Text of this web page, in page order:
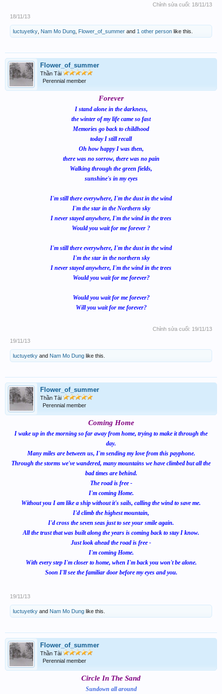
Chỉnh sửa cuối: 18/11/13
18/11/13
luctuyetky Nam Mo Dung Flower_of_summer and 1 other person like this.
Flower_of_summer
Thần Tài
Perennial member
Forever
I stand alone in the darkness,
the winter of my life came so fast
Memories go back to childhood
today I still recall
Oh how happy I was then,
there was no sorrow, there was no pain
Walking through the green fields,
sunshine's in my eyes
I'm still there everywhere, I'm the dust in the wind
I'm the star in the Northern sky
I never stayed anywhere, I'm the wind in the trees
Would you wait for me forever ?
I'm still there everywhere, I'm the dust in the wind
I'm the star in the northern sky
I never stayed anywhere, I'm the wind in the trees
Would you wait for me forever?
Would you wait for me forever?
Will you wait for me forever?
Chỉnh sửa cuối: 19/11/13
19/11/13
luctuyetky and Nam Mo Dung like this.
Flower_of_summer
Thần Tài
Perennial member
Coming Home
I wake up in the morning so far away from home, trying to make it through the
day.
Many miles are between us, I'm sending my love from this payphone.
Through the storms we've wandered, many mountains we have climbed but all the
bad times are behind.
The road is free -
I'm coming Home.
Without you I am like a ship without it's sails, calling the wind to save me.
I'd climb the highest mountain,
I'd cross the seven seas just to see your smile again.
All the trust that was built along the years is coming back to stay I know.
Just look ahead the road is free -
I'm coming Home.
With every step I'm closer to home, when I'm back you won't be alone.
Soon I'll see the familiar door before my eyes and you.
19/11/13
luctuyetky and Nam Mo Dung like this.
Flower_of_summer
Thần Tài
Perennial member
Circle In The Sand
Sundown all around